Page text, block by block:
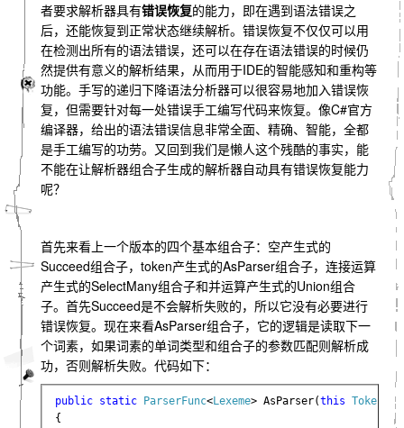
者要求解析器具有错误恢复的能力，即在遇到语法错误之
后，还能恢复到正常状态继续解析。错误恢复不仅仅可以用
在检测出所有的语法错误，还可以在存在语法错误的时候仍
然提供有意义的解析结果，从而用于IDE的智能感知和重构等
功能。手写的递归下降语法分析器可以很容易地加入错误恢
复，但需要针对每一处错误手工编写代码来恢复。像C#官方
编译器，给出的语法错误信息非常全面、精确、智能，全都
是手工编写的功劳。又回到我们是懒人这个残酷的事实，能
不能在让解析器组合子生成的解析器自动具有错误恢复能力
呢？
首先来看上一个版本的四个基本组合子：空产生式的
Succeed组合子，token产生式的AsParser组合子，连接运算
产生式的SelectMany组合子和并运算产生式的Union组合
子。首先Succeed是不会解析失败的，所以它没有必要进行
错误恢复。现在来看AsParser组合子，它的逻辑是读取下一
个词素，如果词素的单词类型和组合子的参数匹配则解析成
功，否则解析失败。代码如下：
public static ParserFunc<Lexeme> AsParser(this Token
{